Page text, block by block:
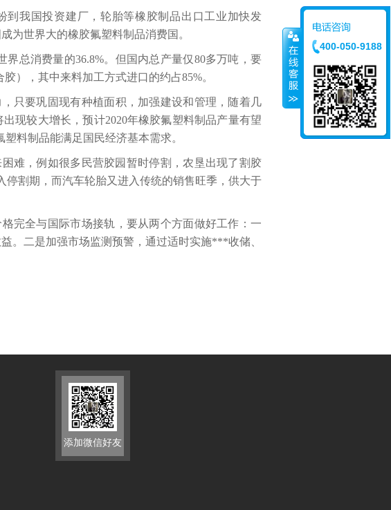
到我国投资建厂，轮胎等橡胶制品出口工业加快发
为世界大的橡胶氟塑料制品消费国。
总消费量的36.8%。但国内总产量仅80多万吨，要
），其中来料加工方式进口的约占85%。
只要巩固现有种植面积，加强建设和管理，随着几
现较大增长，预计2020年橡胶氟塑料制品产量有望
塑料制品能满足国民经济基本需求。
难，例如很多民营胶园暂时停割，农垦出现了割胶
割期，而汽车轮胎又进入传统的销售旺季，供大于
完全与国际市场接轨，要从两个方面做好工作：一
。二是加强市场监测预警，通过适时实施***收储、
添加微信好友
400-050-9188